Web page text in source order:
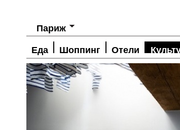
Париж
Еда Шоппинг Отели